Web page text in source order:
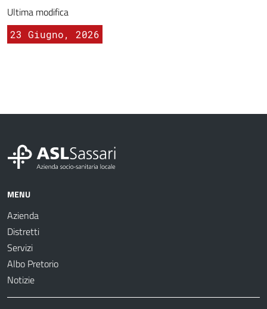
Ultima modifica
23 Giugno, 2026
MENU
Azienda
Distretti
Servizi
Albo Pretorio
Notizie